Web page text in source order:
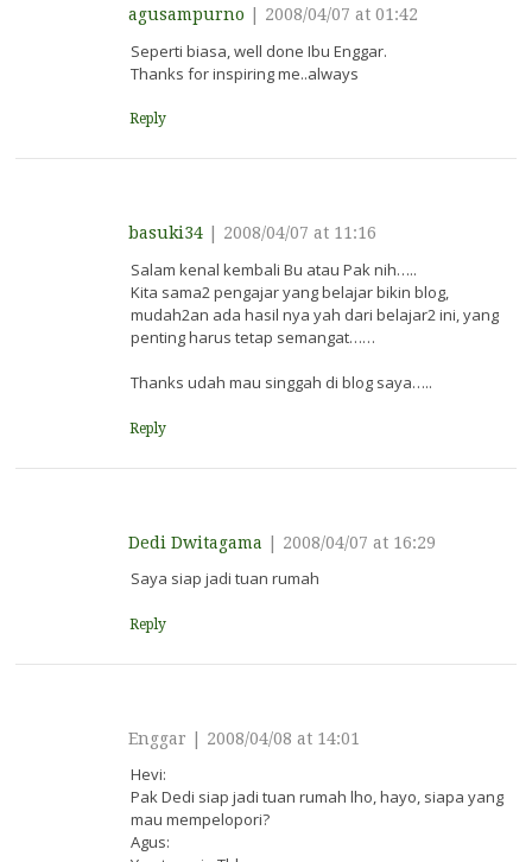
agusampurno 2008/04/07 at 01:42
Seperti biasa, well done Ibu Enggar.
Thanks for inspiring me..always
Reply
basuki34 2008/04/07 at 11:16
Salam kenal kembali Bu atau Pak nih…..
Kita sama2 pengajar yang belajar bikin blog,
mudah2an ada hasil nya yah dari belajar2 ini, yang
penting harus tetap semangat……
Thanks udah mau singgah di blog saya…..
Reply
Dedi Dwitagama 2008/04/07 at 16:29
Saya siap jadi tuan rumah
Reply
Enggar 2008/04/08 at 14:01
Hevi:
Pak Dedi siap jadi tuan rumah lho, hayo, siapa yang
mau mempelopori?
Agus: